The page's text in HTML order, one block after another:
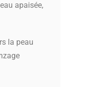
apaisée,
la peau